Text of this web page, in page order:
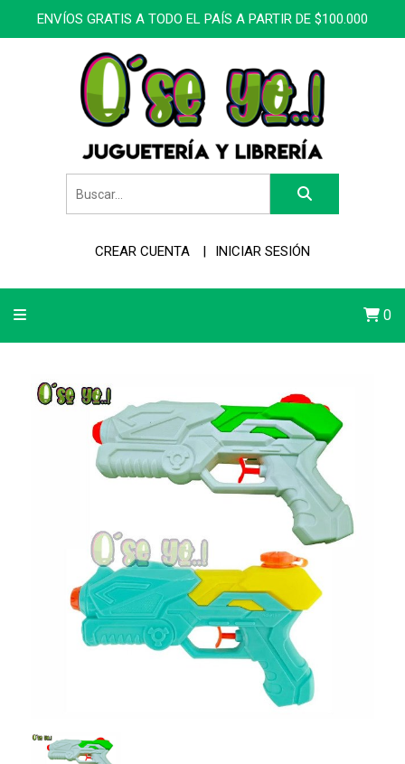
ENVÍOS GRATIS A TODO EL PAÍS A PARTIR DE $100.000
CREAR CUENTA INICIAR SESIÓN
0